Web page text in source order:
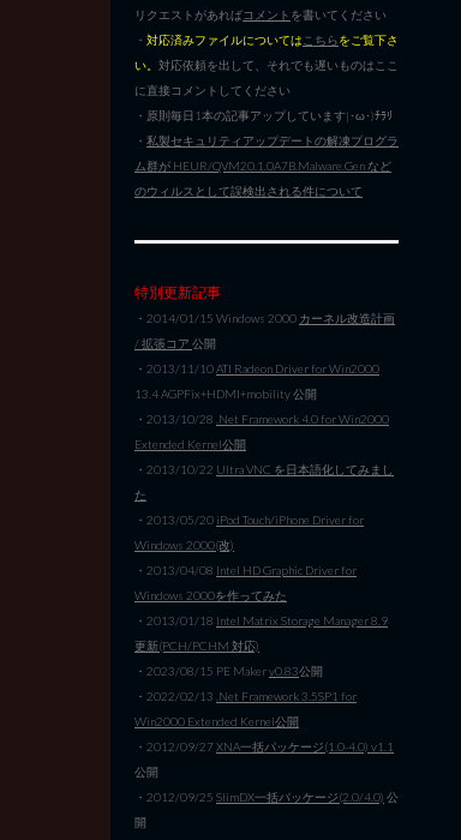
リクエストがあればコメント を書いてください
・ 対応済みファイルについては こちらをご覧下さ
い。 対応依頼を出して、それでも遅いものはここ
に直接コメントしてください
・原則毎日1本の記事アップしています|･ω･)ﾁﾗﾘ
・ 私製セキュリティアップデートの解凍プログラ
ム群が HEUR/QVM20.1.0A7B.Malware.Gen など
のウィルスとして誤検出される件について
特別更新記事
・2014/01/15 Windows 2000 カーネル改造計画
/ 拡張コア 公開
・2013/11/10ATI Radeon Driver for Win2000
13.4 AGPFix+HDMI+mobility 公開
・2013/10/28 .Net Framework 4.0 for Win2000
Extended Kernel公開
・2013/10/22 Ultra VNC を日本語化してみまし
た
・2013/05/20 iPod Touch/iPhone Driver for
Windows 2000(改)
・2013/04/08 Intel HD Graphic Driver for
Windows 2000を作ってみた
・2013/01/18 Intel Matrix Storage Manager 8.9
更新(PCH/PCHM 対応)
・2023/08/15 PE Makerv0.83公開
・2022/02/13 .Net Framework 3.5SP1 for
Win2000 Extended Kernel公開
・2012/09/27XNA一括パッケージ(1.0-4.0) v1.1
公開
・2012/09/25 SlimDX一括パッケージ(2.0/4.0) 公
開